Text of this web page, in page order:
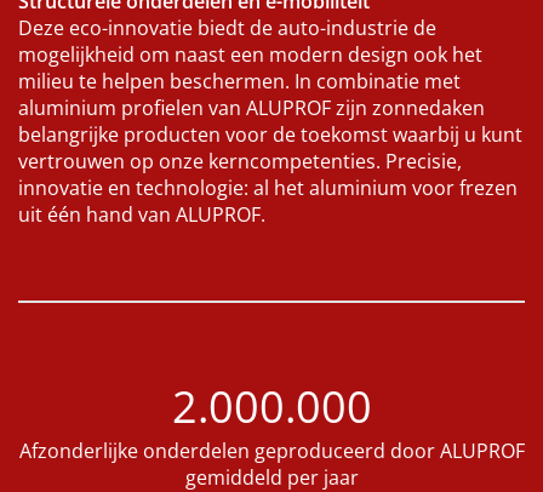
Deze eco-innovatie biedt de auto-industrie de
mogelijkheid om naast een modern design ook het
milieu te helpen beschermen. In combinatie met
aluminium profielen van ALUPROF zijn zonnedaken
belangrijke producten voor de toekomst waarbij u kunt
vertrouwen op onze kerncompetenties. Precisie,
innovatie en technologie: al het aluminium voor frezen
uit één hand van ALUPROF.
2.000.000
Afzonderlijke onderdelen geproduceerd door ALUPROF
gemiddeld per jaar